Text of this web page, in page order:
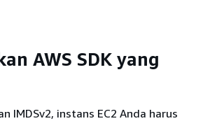
AWS SDK yang
IMDSv2, instans EC2 Anda harus